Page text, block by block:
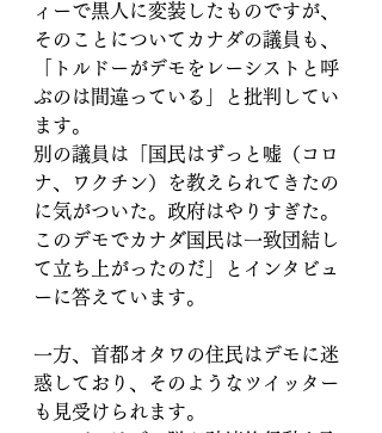
ィーで黒人に変装したものですが、
そのことについてカナダの議員も、
「トルドーがデモをレーシストと呼
ぶのは間違っている」と批判してい
ます。
別の議員は「国民はずっと嘘（コロ
ナ、ワクチン）を教えられてきたの
に気がついた。政府はやりすぎた。
このデモでカナダ国民は一致団結し
て立ち上がったのだ」とインタビュ
ーに答えています。
一方、首都オタワの住民はデモに迷
惑しており、そのようなツイッター
も見受けられます。